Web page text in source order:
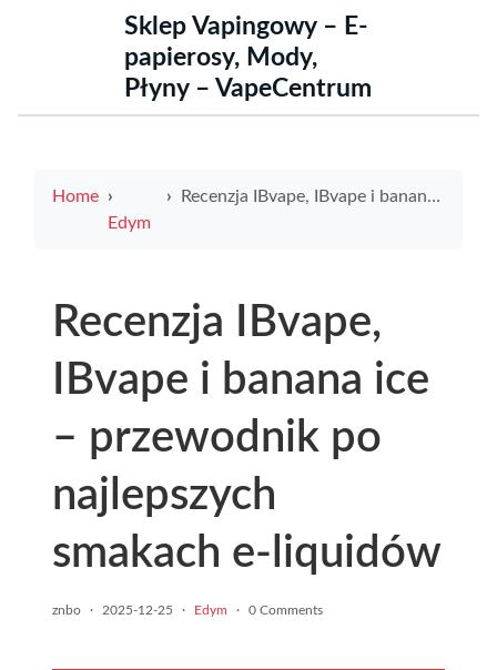
Sklep Vapingowy – E-
papierosy, Mody,
Płyny – VapeCentrum
Home
Edym
Recenzja IBvape, IBvape i banana ice – przewodnik po najlepszych smakach e-liquidów
Recenzja IBvape,
IBvape i banana ice
– przewodnik po
najlepszych
smakach e-liquidów
znbo · 2025-12-25 · Edym · 0 Comments